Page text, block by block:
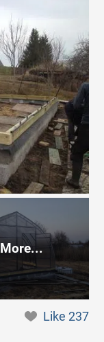
More...
Like237